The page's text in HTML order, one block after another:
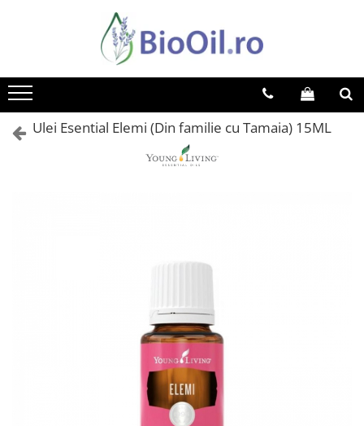
Ulei Esential Elemi (Din familie cu Tamaia) 15ML